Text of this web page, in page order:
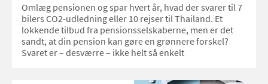
Omlæg pensionen og spar hvert år, hvad der svarer til 7
bilers CO2-udledning eller 10 rejser til Thailand. Et
lokkende tilbud fra pensionsselskaberne, men er det
sandt, at din pension kan gøre en grønnere forskel?
Svaret er – desværre – ikke helt så enkelt